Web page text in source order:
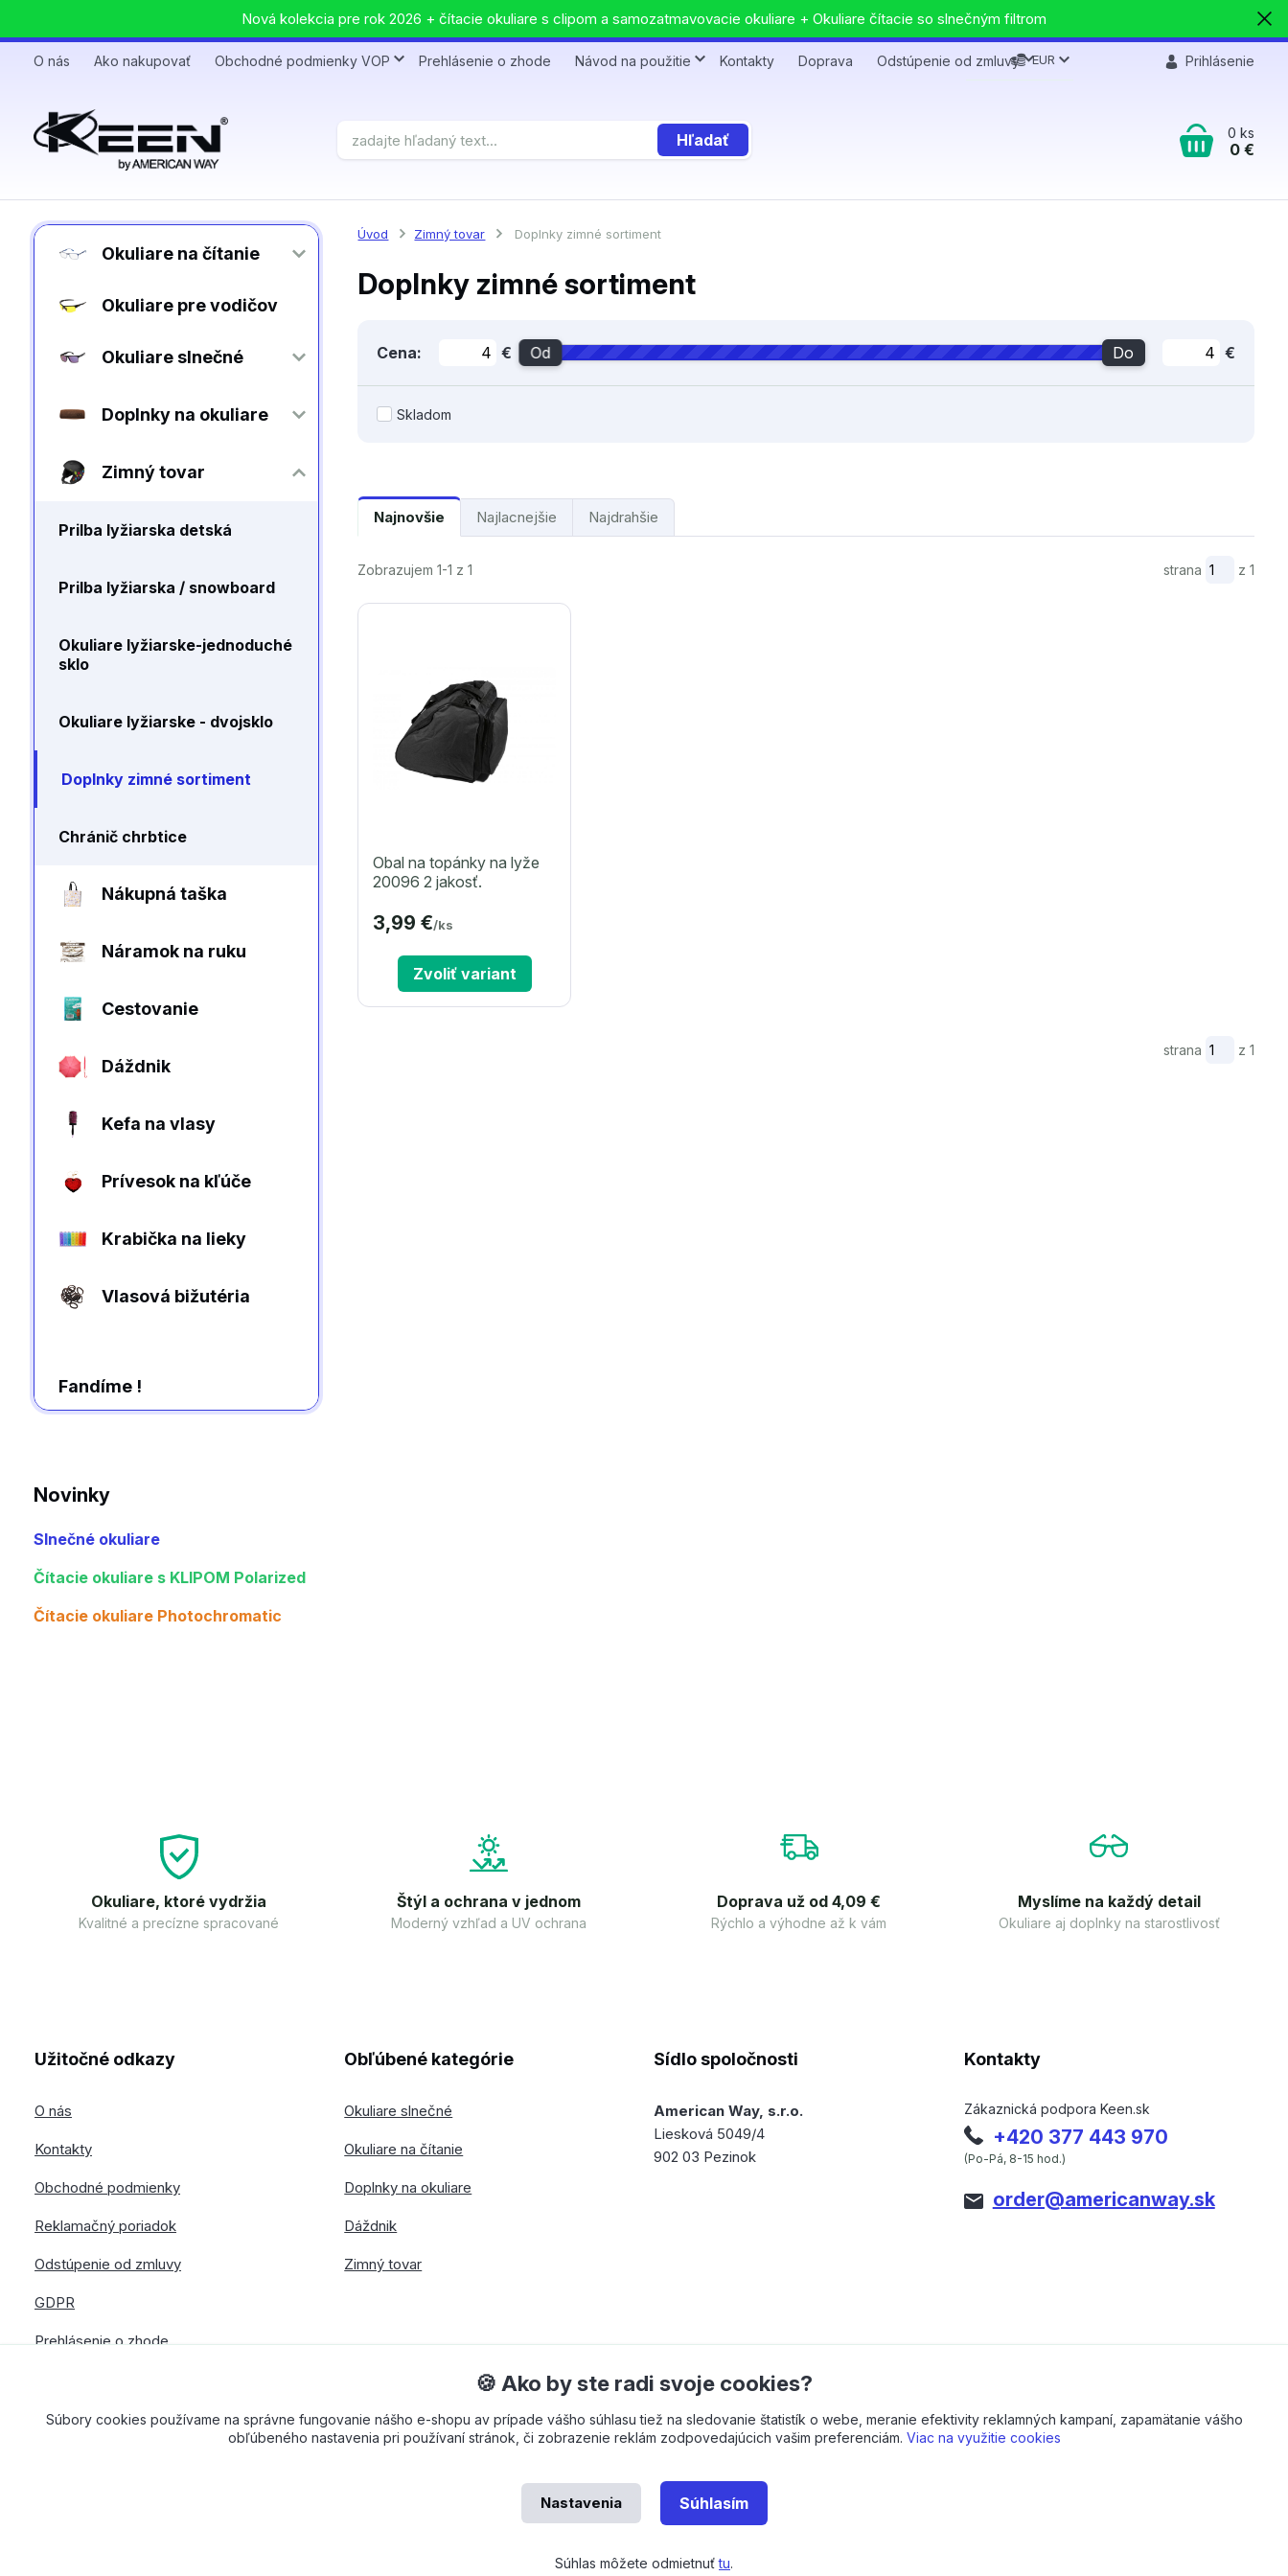
Nová kolekcia pre rok 2026 + čítacie okuliare s clipom a samozatmavovacie okuliare + Okuliare čítacie so slnečným filtrom
O nás Ako nakupovať Obchodné podmienky VOP Prehlásenie o zhode Návod na použitie Kontakty Doprava Odstúpenie od zmluvy EUR Prihlásenie
Hľadať 0 ks
0 €
Okuliare na čítanie
Okuliare pre vodičov
Okuliare slnečné
Doplnky na okuliare
Zimný tovar
Prilba lyžiarska detská
Prilba lyžiarska / snowboard
Okuliare lyžiarske-jednoduché
sklo
Okuliare lyžiarske - dvojsklo
Doplnky zimné sortiment
Chránič chrbtice
Nákupná taška
Náramok na ruku
Cestovanie
Dáždnik
Kefa na vlasy
Prívesok na kľúče
Krabička na lieky
Vlasová bižutéria
Fandíme !
Novinky
Slnečné okuliare
Čítacie okuliare s KLIPOM Polarized
Čítacie okuliare Photochromatic
Úvod Zimný tovar Doplnky zimné sortiment
Doplnky zimné sortiment
Cena: € Od Do €
Skladom
Najnovšie Najlacnejšie Najdrahšie
Zobrazujem 1-1 z 1 strana z 1
Obal na topánky na lyže
20096 2 jakosť.
3,99 €/ks
Zvoliť variant
strana z 1
Okuliare, ktoré vydržia
Kvalitné a precízne spracované
Štýl a ochrana v jednom
Moderný vzhľad a UV ochrana
Doprava už od 4,09 €
Rýchlo a výhodne až k vám
Myslíme na každý detail
Okuliare aj doplnky na starostlivosť
Užitočné odkazy
O nás
Kontakty
Obchodné podmienky
Reklamačný poriadok
Odstúpenie od zmluvy
GDPR
Prehlásenie o zhode
Obľúbené kategórie
Okuliare slnečné
Okuliare na čítanie
Doplnky na okuliare
Dáždnik
Zimný tovar
Sídlo spoločnosti
American Way, s.r.o.
Liesková 5049/4
902 03 Pezinok
Kontakty
Zákaznická podpora Keen.sk
+420 377 443 970
(Po-Pá, 8-15 hod.)
order@americanway.sk
🍪 Ako by ste radi svoje cookies?
Súbory cookies používame na správne fungovanie nášho e-shopu av prípade vášho súhlasu tiež na sledovanie štatistík o webe, meranie efektivity reklamných kampaní, zapamätanie vášho
obľúbeného nastavenia pri používaní stránok, či zobrazenie reklám zodpovedajúcich vašim preferenciám. Viac na využitie cookies
Nastavenia Súhlasím
Súhlas môžete odmietnuťtu.